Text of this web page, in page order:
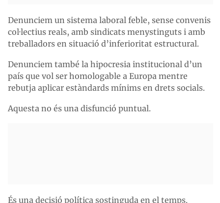
Denunciem un sistema laboral feble, sense convenis
col·lectius reals, amb sindicats menystinguts i amb
treballadors en situació d’inferioritat estructural.
Denunciem també la hipocresia institucional d’un
país que vol ser homologable a Europa mentre
rebutja aplicar estàndards mínims en drets socials.
Aquesta no és una disfunció puntual.
És una decisió política sostinguda en el temps.